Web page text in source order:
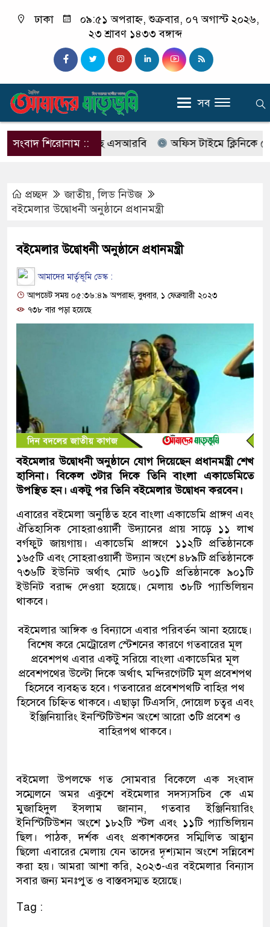
ঢাকা
০৯:৫১ অপরাহ্ন, শুক্রবার, ০৭ অগাস্ট ২০২৬,
২৩ শ্রাবণ ১৪৩৩ বঙ্গাব্দ
সব
সংবাদ শিরোনাম ::
নাম বদলে আসছে এসআরবি অফিস টাইমে ক্লিনিকে রোগী
প্রচ্ছদ জাতীয়,লিড নিউজ
বইমেলার উদ্বোধনী অনুষ্ঠানে প্রধানমন্ত্রী
বইমেলার উদ্বোধনী অনুষ্ঠানে প্রধানমন্ত্রী
আমাদের মার্তৃভূমি ডেস্ক :
আপডেট সময় ০৫:৩৬:৪৯ অপরাহ্ন, বুধবার, ১ ফেব্রুয়ারী ২০২৩
৭৩৮ বার পড়া হয়েছে
বইমেলার উদ্বোধনী অনুষ্ঠানে যোগ দিয়েছেন প্রধানমন্ত্রী শেখ
হাসিনা। বিকেল ৩টার দিকে তিনি বাংলা একাডেমিতে
উপস্থিত হন। একটু পর তিনি বইমেলার উদ্বোধন করবেন।
এবারের বইমেলা অনুষ্ঠিত হবে বাংলা একাডেমি প্রাঙ্গণ এবং
ঐতিহাসিক সোহরাওয়ার্দী উদ্যানের প্রায় সাড়ে ১১ লাখ
বর্গফুট জায়গায়। একাডেমি প্রাঙ্গণে ১১২টি প্রতিষ্ঠানকে
১৬৫টি এবং সোহরাওয়ার্দী উদ্যান অংশে ৪৮৯টি প্রতিষ্ঠানকে
৭৩৬টি ইউনিট অর্থাৎ মোট ৬০১টি প্রতিষ্ঠানকে ৯০১টি
ইউনিট বরাদ্দ দেওয়া হয়েছে। মেলায় ৩৮টি প্যাভিলিয়ন
থাকবে।
বইমেলার আঙ্গিক ও বিন্যাসে এবার পরিবর্তন আনা হয়েছে।
বিশেষ করে মেট্রোরেল স্টেশনের কারণে গতবারের মূল
প্রবেশপথ এবার একটু সরিয়ে বাংলা একাডেমির মূল
প্রবেশপথের উল্টো দিকে অর্থাৎ মন্দিরগেটটি মূল প্রবেশপথ
হিসেবে ব্যবহৃত হবে। গতবারের প্রবেশপথটি বাহির পথ
হিসেবে চিহ্নিত থাকবে। এছাড়া টিএসসি, দোয়েল চত্বর এবং
ইঞ্জিনিয়ারিং ইনস্টিটিউশন অংশে আরো ৩টি প্রবেশ ও
বাহিরপথ থাকবে।
বইমেলা উপলক্ষে গত সোমবার বিকেলে এক সংবাদ
সম্মেলনে অমর একুশে বইমেলার সদস্যসচিব কে এম
মুজাহিদুল ইসলাম জানান, গতবার ইঞ্জিনিয়ারিং
ইনিস্টিটিউশন অংশে ১৮২টি স্টল এবং ১১টি প্যাভিলিয়ন
ছিল। পাঠক, দর্শক এবং প্রকাশকদের সম্মিলিত আহ্বান
ছিলো এবারের মেলায় যেন তাদের দৃশ্যমান অংশে সন্নিবেশ
করা হয়। আমরা আশা করি, ২০২৩-এর বইমেলার বিন্যাস
সবার জন্য মনঃপুত ও বাস্তবসম্মত হয়েছে।
Tag :